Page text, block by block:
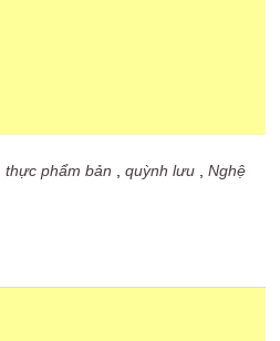
,thực phẩm bản ,quỳnh lưu ,Nghệ